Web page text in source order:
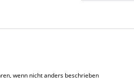
wenn nicht anders beschrieben